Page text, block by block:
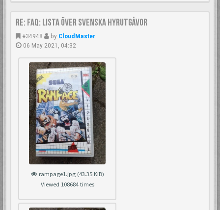
Re: FAQ: Lista över svenska hyrutgåvor
#34948 by CloudMaster
06 May 2021, 04:32
rampage1.jpg (43.35 KiB)
Viewed 108684 times